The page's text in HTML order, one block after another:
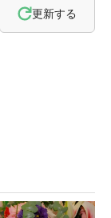
更新する